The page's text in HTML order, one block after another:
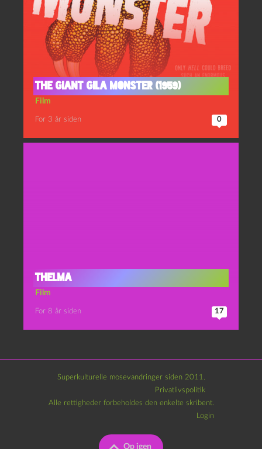
The giant Gila monster (1959)
Film
For 3 år siden 0
Thelma
Film
For 8 år siden 17
Superkulturelle mosevandringer siden 2011.
Privatlivspolitik
Op igen
Alle rettigheder forbeholdes den enkelte skribent.
Login